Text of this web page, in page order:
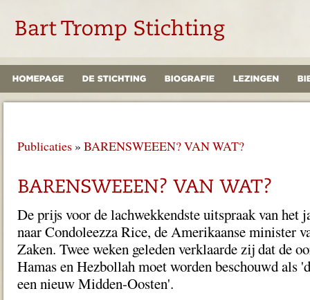
Publicaties » BARENSWEEEN? VAN WAT?
De prijs voor de lachwekkendste uitspraak van het
naar Condoleezza Rice, de Amerikaanse minister
Zaken. Twee weken geleden verklaarde zij dat de
Hamas en Hezbollah moet worden beschouwd als
een nieuw Midden-Oosten'.